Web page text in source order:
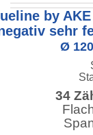
by
sehr
Ø
34